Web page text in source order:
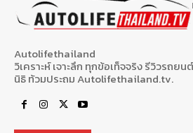
Autolifethailand
วิเคราะห์ เจาะลึก ทุกข้อเท็จจริง รีวิวรถย
นิธิ ท้วมประถม Autolifethailand.tv.